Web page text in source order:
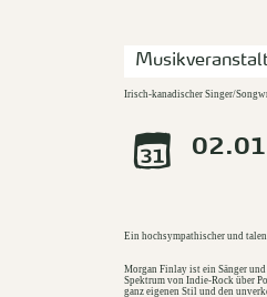
Irisch-kanadischer Singer/
Ein hochsympathischer und
Morgan Finlay ist ein Sänger
Spektrum von Indie-Rock über
ganz eigenen Stil und den